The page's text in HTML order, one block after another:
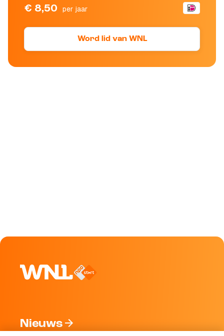
€ 8,50 per jaar
Word lid van WNL
Nieuws